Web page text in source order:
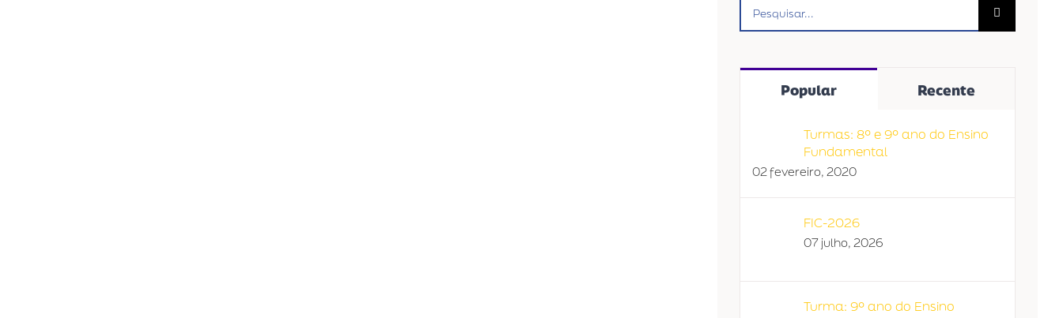
resultados
Popular Recente
Turmas: 8º e 9º ano do Ensino
Fundamental
02 fevereiro, 2020
FIC-2026
07 julho, 2026
Turma: 9º ano do Ensino